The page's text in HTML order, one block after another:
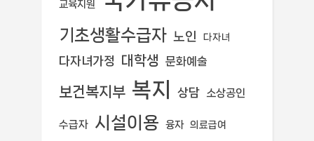
교육지원
기초생활수급자 노인 다자녀
다자녀가정 대학생 문화예술
보건복지부 복지 상담 소상공인
수급자 시설이용 융자 의료급여